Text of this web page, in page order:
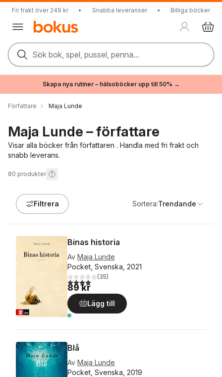
Fri frakt över 249 kr • Snabba leveranser • Billiga böcker
Sök bok, spel, pussel, penna...
Skapa nya rutiner – hälsoböcker upp till 50% →
Författare Maja Lunde
Maja Lunde – författare
Visar alla böcker från författaren . Handla med fri frakt och
snabb leverans.
80 produkter
Filtrera Sortera:Trendande
Binas historia
Av Maja Lunde
Pocket, Svenska, 2021
4,0utav 5 stjärnor. Totalt antal röster:
(35)
89 kr
Lägg till
Blå
Av Maja Lunde
Pocket, Svenska, 2019